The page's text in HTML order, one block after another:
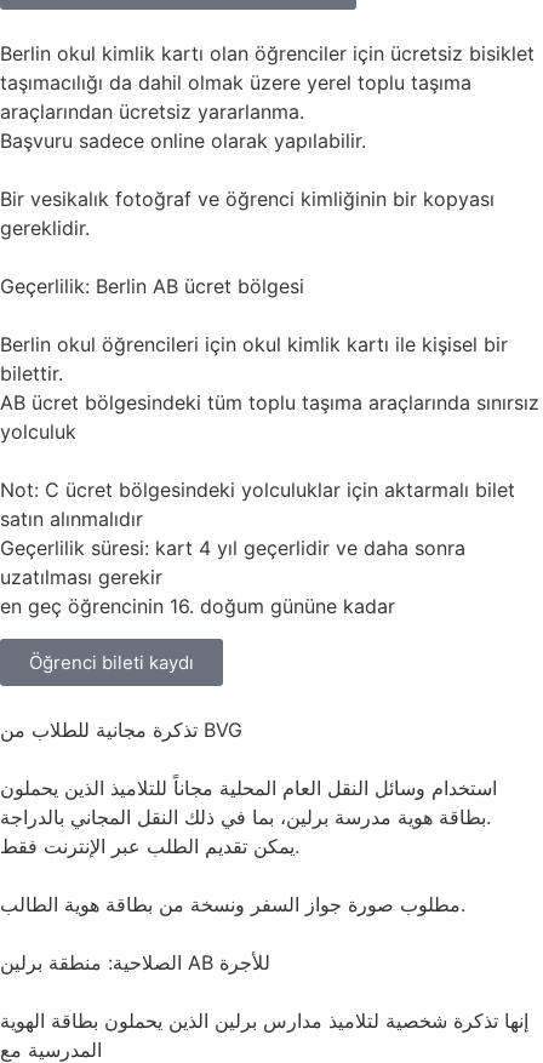
Berlin okul kimlik kartı olan öğrenciler için ücretsiz bisiklet
taşımacılığı da dahil olmak üzere yerel toplu taşıma
araçlarından ücretsiz yararlanma.
Başvuru sadece online olarak yapılabilir.
Bir vesikalık fotoğraf ve öğrenci kimliğinin bir kopyası
gereklidir.
Geçerlilik: Berlin AB ücret bölgesi
Berlin okul öğrencileri için okul kimlik kartı ile kişisel bir
bilettir.
AB ücret bölgesindeki tüm toplu taşıma araçlarında sınırsız
yolculuk
Not: C ücret bölgesindeki yolculuklar için aktarmalı bilet
satın alınmalıdır
Geçerlilik süresi: kart 4 yıl geçerlidir ve daha sonra
uzatılması gerekir
en geç öğrencinin 16. doğum gününe kadar
Öğrenci bileti kaydı
تذكرة مجانية للطلاب من BVG
استخدام وسائل النقل العام المحلية مجاناً للتلاميذ الذين يحملون
بطاقة هوية مدرسة برلين، بما في ذلك النقل المجاني بالدراجة.
يمكن تقديم الطلب عبر الإنترنت فقط.
مطلوب صورة جواز السفر ونسخة من بطاقة هوية الطالب.
الصلاحية: منطقة برلين AB للأجرة
إنها تذكرة شخصية لتلاميذ مدارس برلين الذين يحملون بطاقة الهوية
المدرسية مع